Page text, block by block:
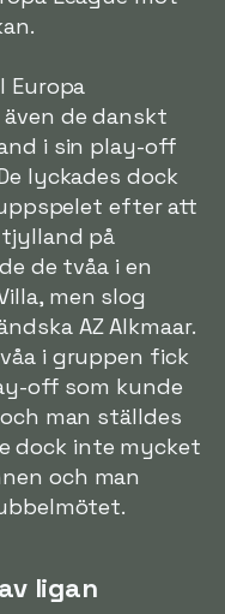
de danskt
i sin play-off
lyckades dock
efter att
på
de tvåa i en
men slog
AZ Alkmaar.
i gruppen fick
off som kunde
man ställdes
dock inte mycket
och man
ligan